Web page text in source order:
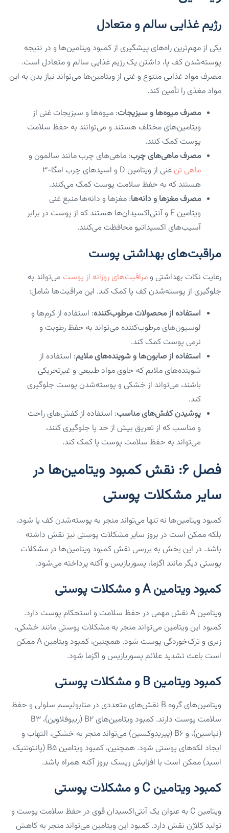
رژیم غذایی سالم و متعادل
یکی از مهم‌ترین راه‌های پیشگیری از کمبود ویتامین‌ها و در نتیجه
پوسته‌شدن کف پا، داشتن یک رژیم غذایی سالم و متعادل است.
مصرف مواد غذایی متنوع و غنی از ویتامین‌ها می‌تواند نیاز بدن به این
مواد مغذی را تأمین کند.
مصرف میوه‌ها و سبزیجات: میوه‌ها و سبزیجات غنی از
ویتامین‌های مختلف هستند و می‌توانند به حفظ سلامت
پوست کمک کنند.
مصرف ماهی‌های چرب: ماهی‌های چرب مانند سالمون و
ماهی تن
غنی از ویتامین D و اسیدهای چرب امگا-۳
هستند که به حفظ سلامت پوست کمک می‌کنند.
مصرف مغزها و دانه‌ها: مغزها و دانه‌ها منبع غنی
ویتامین E و آنتی‌اکسیدان‌ها هستند که از پوست در برابر
آسیب‌های اکسیداتیو محافظت می‌کنند.
مراقبت‌های بهداشتی پوست
رعایت نکات بهداشتی و مراقبت‌های روزانه از پوست می‌تواند به
جلوگیری از پوسته‌شدن کف پا کمک کند. این مراقبت‌ها شامل:
استفاده از محصولات مرطوب‌کننده: استفاده از کرم‌ها و
لوسیون‌های مرطوب‌کننده می‌تواند به حفظ رطوبت و
نرمی پوست کمک کند.
استفاده از صابون‌ها و شوینده‌های ملایم: استفاده از
شوینده‌های ملایم که حاوی مواد طبیعی و غیرتحریکی
باشند، می‌تواند از خشکی و پوسته‌شدن پوست جلوگیری
کند.
پوشیدن کفش‌های مناسب: استفاده از کفش‌های راحت
و مناسب که از تعریق بیش از حد پا جلوگیری کنند،
می‌تواند به حفظ سلامت پوست پا کمک کند.
فصل ۶: نقش کمبود ویتامین‌ها در
سایر مشکلات پوستی
کمبود ویتامین‌ها نه تنها می‌تواند منجر به پوسته‌شدن کف پا شود،
بلکه ممکن است در بروز سایر مشکلات پوستی نیز نقش داشته
باشد. در این بخش به بررسی نقش کمبود ویتامین‌ها در مشکلات
پوستی دیگر مانند اگزما، پسوریازیس و آکنه پرداخته می‌شود.
کمبود ویتامین A و مشکلات پوستی
ویتامین A نقش مهمی در حفظ سلامت و استحکام پوست دارد.
کمبود این ویتامین می‌تواند منجر به مشکلات پوستی مانند خشکی،
زبری و ترک‌خوردگی پوست شود. همچنین، کمبود ویتامین A ممکن
است باعث تشدید علائم پسوریازیس و اگزما شود.
کمبود ویتامین B و مشکلات پوستی
ویتامین‌های گروه B نقش‌های متعددی در متابولیسم سلولی و حفظ
سلامت پوست دارند. کمبود ویتامین‌های B2 (ریبوفلاوین)، B3
(نیاسین)، و B6 (پیریدوکسین) می‌تواند منجر به خشکی، التهاب و
ایجاد لکه‌های پوستی شود. همچنین، کمبود ویتامین B5 (پانتوتنیک
اسید) ممکن است با افزایش ریسک بروز آکنه همراه باشد.
کمبود ویتامین C و مشکلات پوستی
ویتامین C به عنوان یک آنتی‌اکسیدان قوی در حفظ سلامت پوست و
تولید کلاژن نقش دارد. کمبود این ویتامین می‌تواند منجر به کاهش